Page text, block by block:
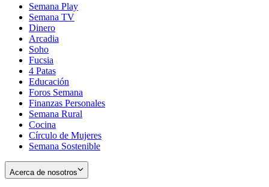
Semana Play
Semana TV
Dinero
Arcadia
Soho
in
new
window
Fucsia
in
new
window
4 Patas
Educación
Foros Semana
Finanzas Personales
Semana Rural
Cocina
Círculo de Mujeres
Semana Sostenible
Acerca de nosotros